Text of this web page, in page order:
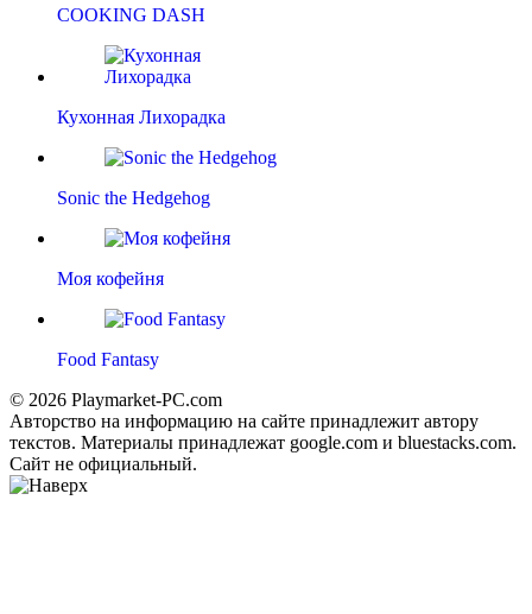
COOKING DASH
Кухонная Лихорадка
Sonic the Hedgehog
Моя кофейня
Food Fantasy
© 2026 Playmarket-PC.com
Авторство на информацию на сайте принадлежит автору
текстов. Материалы принадлежат google.com и bluestacks.com.
Сайт не официальный.